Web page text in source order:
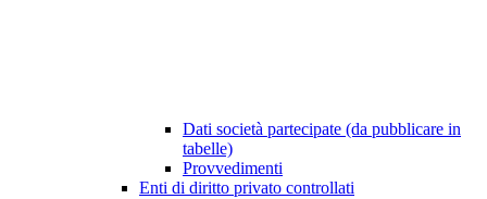
Dati società partecipate (da pubblicare in
tabelle)
Provvedimenti
Enti di diritto privato controllati